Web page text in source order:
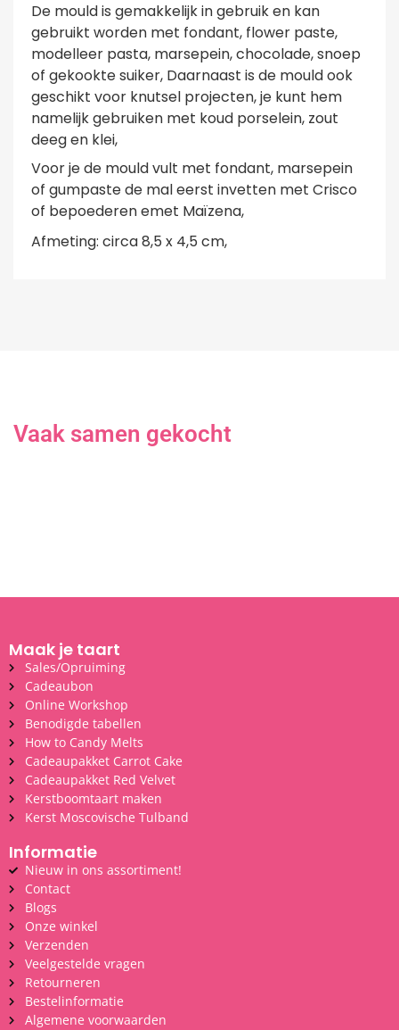
De mould is gemakkelijk in gebruik en kan
gebruikt worden met fondant, flower paste,
modelleer pasta, marsepein, chocolade, snoep
of gekookte suiker, Daarnaast is de mould ook
geschikt voor knutsel projecten, je kunt hem
namelijk gebruiken met koud porselein, zout
deeg en klei,
Voor je de mould vult met fondant, marsepein
of gumpaste de mal eerst invetten met Crisco
of bepoederen emet Maïzena,
Afmeting: circa 8,5 x 4,5 cm,
Vaak samen gekocht
Maak je taart
Sales/Opruiming
Cadeaubon
Online Workshop
Benodigde tabellen
How to Candy Melts
Cadeaupakket Carrot Cake
Cadeaupakket Red Velvet
Kerstboomtaart maken
Kerst Moscovische Tulband
Informatie
Nieuw in ons assortiment!
Contact
Blogs
Onze winkel
Verzenden
Veelgestelde vragen
Retourneren
Bestelinformatie
Algemene voorwaarden